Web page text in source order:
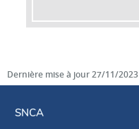
Dernière mise à jour27/11/2023
SNCA